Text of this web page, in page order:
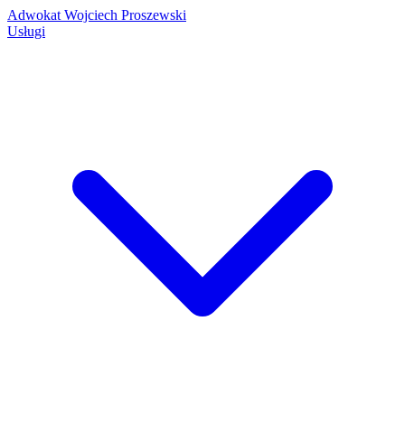
Adwokat Wojciech Proszewski
Usługi